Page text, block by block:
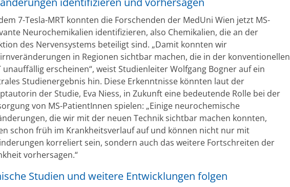
7-Tesla-MRT konnten die Forschenden der MedUni Wien jetzt MS-
Neurochemikalien identifizieren, also Chemikalien, die an der
des Nervensystems beteiligt sind. „Damit konnten wir
in Regionen sichtbar machen, die in der konventionellen
unauffällig erscheinen“, weist Studienleiter Wolfgang Bogner auf ein
Studienergebnis hin. Diese Erkenntnisse könnten laut der
der Studie, Eva Niess, in Zukunft eine bedeutende Rolle bei der
von MS-PatientInnen spielen: „Einige neurochemische
die wir mit der neuen Technik sichtbar machen konnten,
schon früh im Krankheitsverlauf auf und können nicht nur mit
korreliert sein, sondern auch das weitere Fortschreiten der
vorhersagen.“
Studien und weitere Entwicklungen folgen